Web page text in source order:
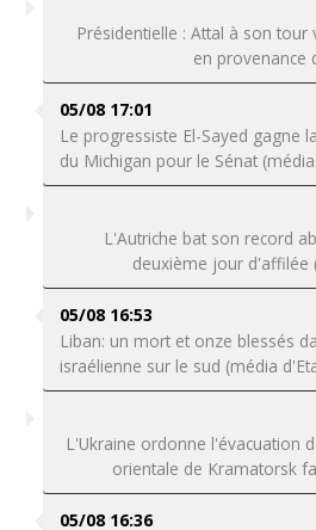
Présidentielle : Attal à son
en provenance
05/08 17:01
Le progressiste El-Sayed gagne
du Michigan pour le Sénat
L'Autriche bat son record
deuxième jour d'affilée
05/08 16:53
Liban: un mort et onze blessés
israélienne sur le sud (média
L'Ukraine ordonne l'évacuation
orientale de Kramatorsk
05/08 16:36